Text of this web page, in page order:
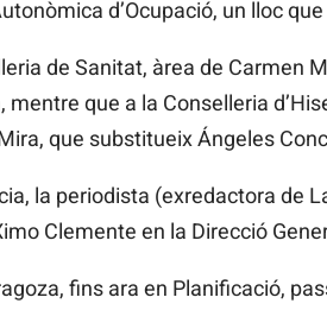
d’Ocupació, un lloc
de Sanitat, àrea de Carmen
que a la Conselleria
que substitueix Ángeles
la periodista (exredactora de
Clemente en la Direcció
fins ara en Planificació,